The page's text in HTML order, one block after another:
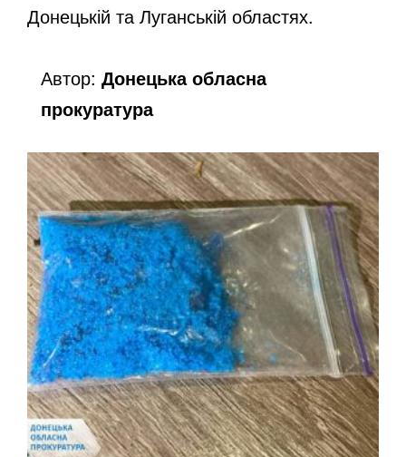
Донецькій та Луганській областях.
Автор: Донецька обласна
прокуратура